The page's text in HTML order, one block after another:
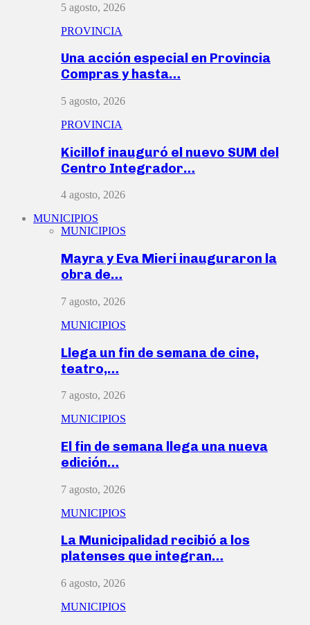
5 agosto, 2026
PROVINCIA
Una acción especial en Provincia
Compras y hasta…
5 agosto, 2026
PROVINCIA
Kicillof inauguró el nuevo SUM del
Centro Integrador…
4 agosto, 2026
MUNICIPIOS
MUNICIPIOS
Mayra y Eva Mieri inauguraron la
obra de…
7 agosto, 2026
MUNICIPIOS
Llega un fin de semana de cine,
teatro,…
7 agosto, 2026
MUNICIPIOS
El fin de semana llega una nueva
edición…
7 agosto, 2026
MUNICIPIOS
La Municipalidad recibió a los
platenses que integran…
6 agosto, 2026
MUNICIPIOS